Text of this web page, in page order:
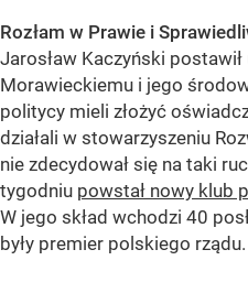
Rozłam w Prawie i
Jarosław Kaczyński
Morawieckiemu i jego
politycy mieli złożyć
działali w stowarzyszeniu
nie zdecydował się na taki
tygodniu powstał nowy klub
W jego skład wchodzi 40
były premier polskiego rządu.